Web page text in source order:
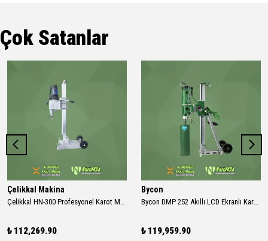
Çok Satanlar
Çelikkal Makina
Çelikkal HN-300 Profesyonel Karot Makinası
₺ 112,269.90
Bycon
Bycon DMP 252 Akıllı LCD Ekranlı Karot Seti - Açılı Sehpalı (2600W Profesyonel)
₺ 119,959.90